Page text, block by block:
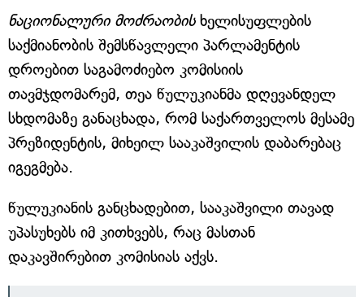
ნაციონალური მოძრაობისხელისუფლების
საქმიანობის შემსწავლელი პარლამენტის
დროებით საგამოძიებო კომისიის
თავმჯდომარემ, თეა წულუკიანმა დღევანდელ
სხდომაზე განაცხადა, რომ საქართველოს მესამე
პრეზიდენტის, მიხეილ სააკაშვილის დაბარებაც
იგეგმება.
წულუკიანის განცხადებით, სააკაშვილი თავად
უპასუხებს იმ კითხვებს, რაც მასთან
დაკავშირებით კომისიას აქვს.